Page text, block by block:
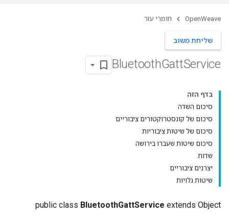
OpenWeave חומרי עזר
שליחת משוב
BluetoothGattService
בדף הזה
סיכום השדה
סיכום של קונסטרוקטורים ציבוריים
סיכום של שיטות ציבוריות
סיכום שיטות שעברו בירושה
שדות
יצרנים ציבוריים
שיטות גלויות
public class BluetoothGattService extends Object